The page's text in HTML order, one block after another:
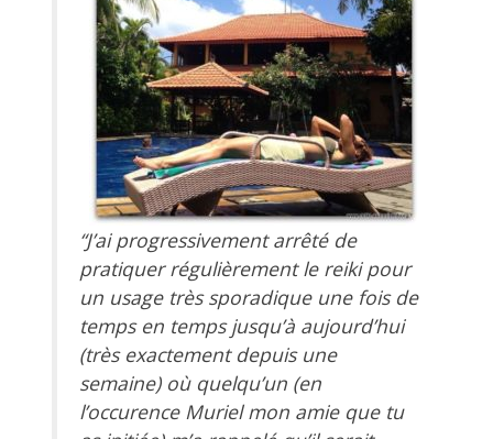
“J’ai progressivement arrêté de
pratiquer régulièrement le reiki pour
un usage très sporadique une fois de
temps en temps jusqu’à aujourd’hui
(très exactement depuis une
semaine) où quelqu’un (en
l’occurence Muriel mon amie que tu